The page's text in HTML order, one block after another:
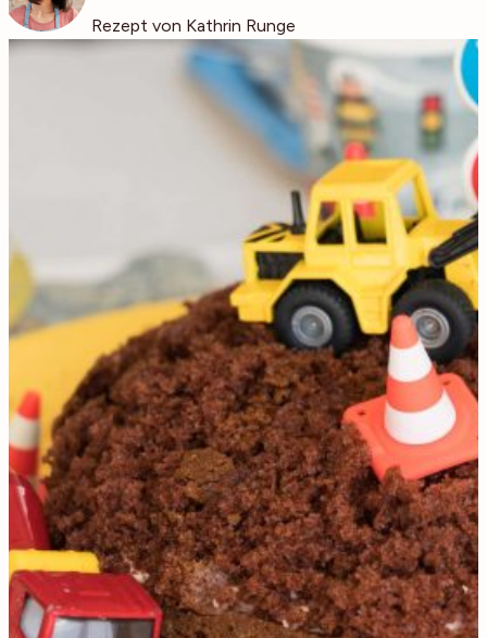
Rezept von Kathrin Runge